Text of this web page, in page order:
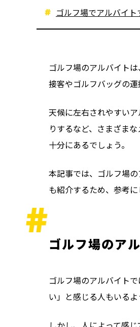
ゴルフ場でアルバイト
ゴルフ場のアルバイト
接客やゴルフバッグの運
天候に左右されやすい
りするなど、さまざま
十分にあるでしょう。
本記事では、ゴルフ場
も紹介するため、参考に
ゴルフ場のア
ゴルフ場のアルバイト
い」と感じる人もいるよ